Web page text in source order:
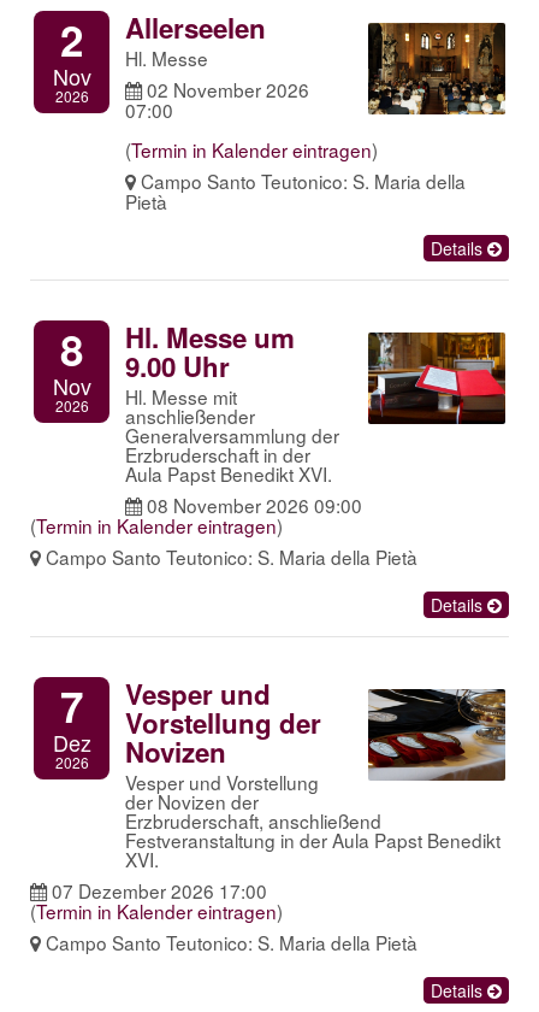
2
Nov
2026
Allerseelen
Hl. Messe
02 November 2026
07:00
(Termin in Kalender eintragen)
Campo Santo Teutonico: S. Maria della
Pietà
Details
8
Nov
2026
Hl. Messe um
9.00 Uhr
Hl. Messe mit
anschließender
Generalversammlung der
Erzbruderschaft in der
Aula Papst Benedikt XVI.
08 November 2026 09:00
(Termin in Kalender eintragen)
Campo Santo Teutonico: S. Maria della Pietà
Details
7
Dez
2026
Vesper und
Vorstellung der
Novizen
Vesper und Vorstellung
der Novizen der
Erzbruderschaft, anschließend
Festveranstaltung in der Aula Papst Benedikt
XVI.
07 Dezember 2026 17:00
(Termin in Kalender eintragen)
Campo Santo Teutonico: S. Maria della Pietà
Details